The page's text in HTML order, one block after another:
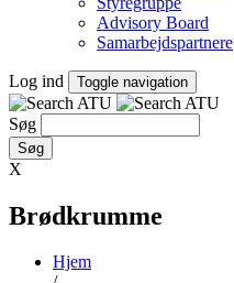
Advisory Board
Samarbejdspartnere
Log ind Toggle navigation
Søg
X
Brødkrumme
Hjem